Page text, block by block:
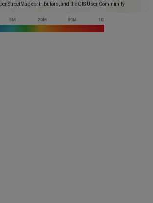
contributors, and the GIS User Community